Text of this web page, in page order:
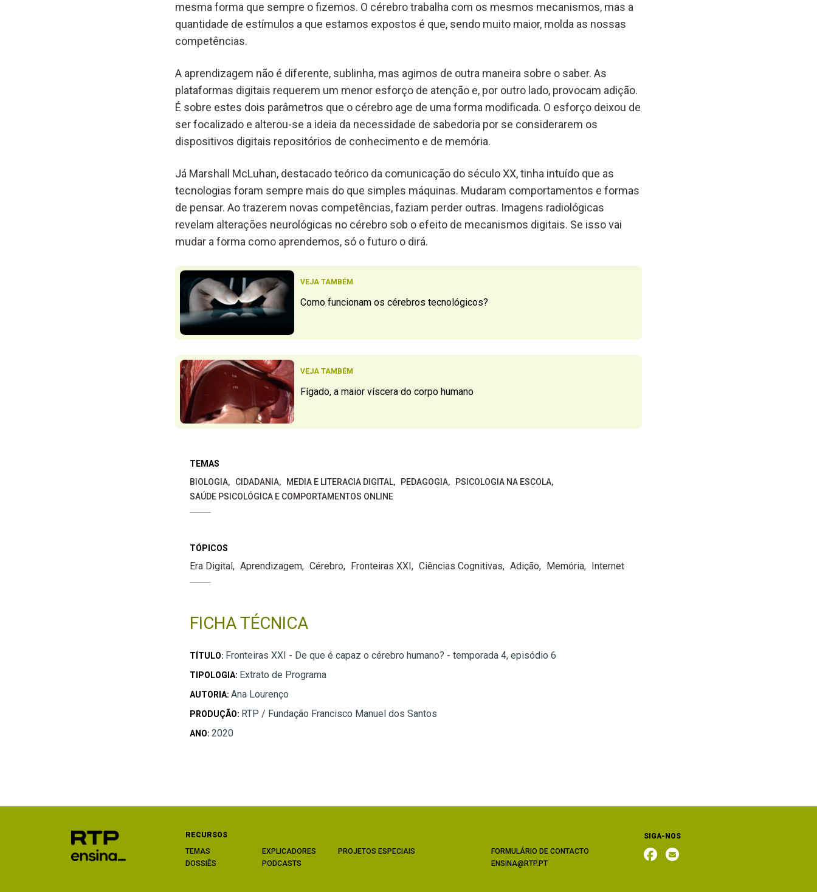
mesma forma que sempre o fizemos. O cérebro trabalha com os mesmos mecanismos, mas a
quantidade de estímulos a que estamos expostos é que, sendo muito maior, molda as nossas
competências.
A aprendizagem não é diferente, sublinha, mas agimos de outra maneira sobre o saber. As
plataformas digitais requerem um menor esforço de atenção e, por outro lado, provocam adição.
É sobre estes dois parâmetros que o cérebro age de uma forma modificada. O esforço deixou de
ser focalizado e alterou-se a ideia da necessidade de sabedoria por se considerarem os
dispositivos digitais repositórios de conhecimento e de memória.
Já Marshall McLuhan, destacado teórico da comunicação do século XX, tinha intuído que as
tecnologias foram sempre mais do que simples máquinas. Mudaram comportamentos e formas
de pensar. Ao trazerem novas competências, faziam perder outras. Imagens radiológicas
revelam alterações neurológicas no cérebro sob o efeito de mecanismos digitais. Se isso vai
mudar a forma como aprendemos, só o futuro o dirá.
VEJA TAMBÉM
Como funcionam os cérebros tecnológicos?
VEJA TAMBÉM
Fígado, a maior víscera do corpo humano
TEMAS
BIOLOGIA
CIDADANIA MEDIA E LITERACIA DIGITAL PEDAGOGIA
PSICOLOGIA NA ESCOLA
SAÚDE PSICOLÓGICA E COMPORTAMENTOS ONLINE
TÓPICOS
Era Digital Aprendizagem Cérebro Fronteiras XXI Ciências Cognitivas Adição Memória Internet
FICHA TÉCNICA
TÍTULO: Fronteiras XXI - De que é capaz o cérebro humano? - temporada 4, episódio 6
TIPOLOGIA: Extrato de Programa
AUTORIA: Ana Lourenço
PRODUÇÃO: RTP / Fundação Francisco Manuel dos Santos
ANO: 2020
RECURSOS
TEMAS
DOSSIÊS
EXPLICADORES
PODCASTS
PROJETOS ESPECIAIS
FORMULÁRIO DE CONTACTO
ENSINA@RTP.PT
SIGA-NOS